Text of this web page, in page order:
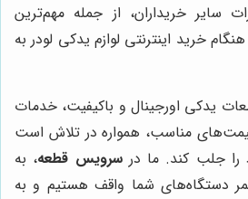
سایر خریداران، از جمله مهم‌ترین
خرید اینترنتی لوازم یدکی لودر به
یدکی اورجینال و باکیفیت، خدمات
مناسب، همواره در تلاش است
را جلب کند. ما درسرویس قطعه، به
دستگاه‌های شما واقف هستیم و به